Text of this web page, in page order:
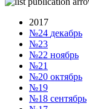
2017
№24 декабрь
№23
№22 ноябрь
№21
№20 октябрь
№19
№18 сентябрь